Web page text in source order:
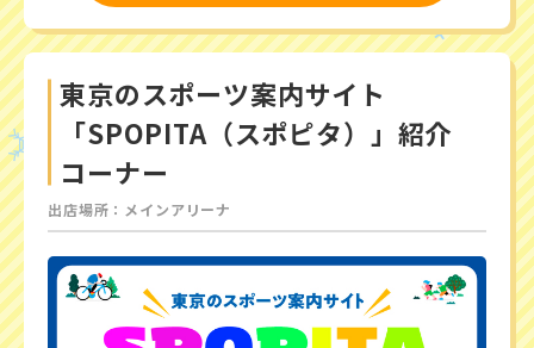
東京のスポーツ案内サイト
「SPOPITA（スポピタ）」紹介
コーナー
出店場所：メインアリーナ